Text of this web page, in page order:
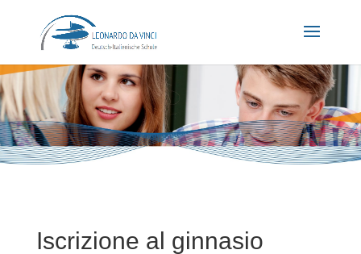
Iscrizione al ginnasio